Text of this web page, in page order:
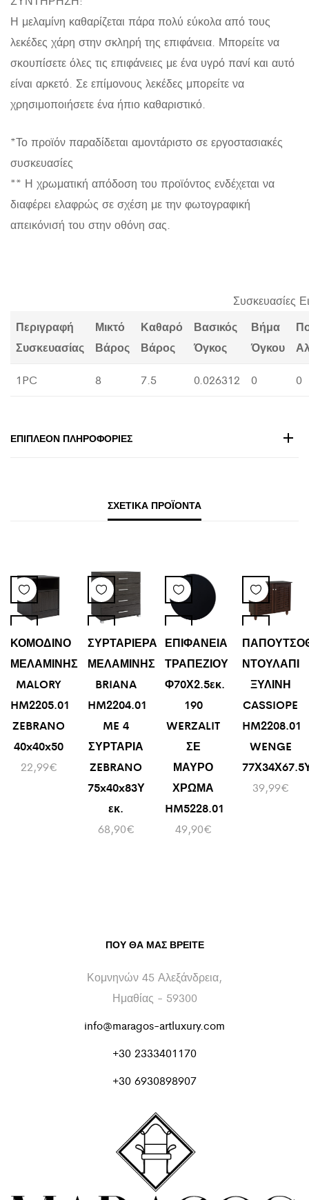
Η μελαμίνη καθαρίζεται πάρα πολύ εύκολα από τους
λεκέδες χάρη στην σκληρή της επιφάνεια. Μπορείτε να
σκουπίσετε όλες τις επιφάνειες με ένα υγρό πανί και αυτό
είναι αρκετό. Σε επίμονους λεκέδες μπορείτε να
χρησιμοποιήσετε ένα ήπιο καθαριστικό.
*Το προϊόν παραδίδεται αμοντάριστο σε εργοστασιακές
συσκευασίες
** Η χρωματική απόδοση του προϊόντος ενδέχεται να
διαφέρει ελαφρώς σε σχέση με την φωτογραφική
απεικόνισή του στην οθόνη σας.
Συσκευασίες
Περιγραφή
Συσκευασίας
Μικτό
Βάρος
Καθαρό
Βάρος
Βασικός
Όγκος
Βήμα
Όγκου
1PC 8 7.5 0.026312 0 0
ΕΠΙΠΛΈΟΝ ΠΛΗΡΟΦΟΡΊΕΣ
ΣΧΕΤΙΚΆ ΠΡΟΪΌΝΤΑ
ΚΟΜΟΔΙΝΟ
ΜΕΛΑΜΙΝΗΣ
MALORY
HM2205.01
ZEBRANO
40x40x50
22,99€
ΣΥΡΤΑΡΙΕΡΑ
ΜΕΛΑΜΙΝΗΣ
BRIANA
HM2204.01
ME 4
ΣΥΡΤΑΡΙΑ
ZEBRANO
75x40x83Υ
εκ.
68,90€
ΕΠΙΦΑΝΕΙΑ
ΤΡΑΠΕΖΙΟΥ
Φ70Χ2.5εκ.
190
WERZALIT
ΣΕ
ΜΑΥΡΟ
ΧΡΩΜΑ
HM5228.01
49,90€
ΝΤΟΥΛΑΠΙ
ΞΥΛΙΝΗ
CASSIOPE
HM2208.01
WENGE
39,99€
ΠΟΥ ΘΑ ΜΑΣ ΒΡΕΊΤΕ
Κομνηνών 45 Αλεξάνδρεια,
Ημαθίας - 59300
info@maragos-artluxury.com
+30 2333401170
+30 6930898907